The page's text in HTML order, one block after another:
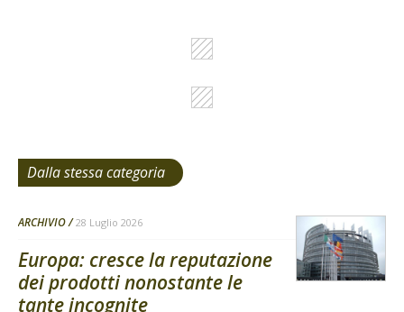
Dalla stessa categoria
ARCHIVIO 28 Luglio 2026
Europa: cresce la reputazione
dei prodotti nonostante le
tante incognite